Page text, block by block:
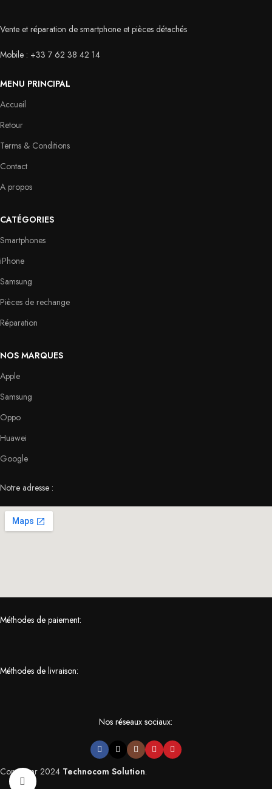
Click to enlarge
Vente et réparation de smartphone et pièces détachés
Mobile : +33 7 62 38 42 14
MENU PRINCIPAL
Accueil
Retour
Terms & Conditions
Contact
A propos
CATÉGORIES
Smartphones
iPhone
Samsung
Pièces de rechange
Réparation
NOS MARQUES
Apple
Samsung
Oppo
Huawei
Google
Notre adresse :
Méthodes de paiement:
Méthodes de livraison:
Nos réseaux sociaux:
Conçu par 2024 Technocom Solution.